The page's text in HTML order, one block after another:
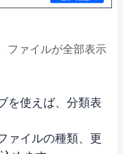
ファイルが全部表示
を使えば、分類表
ァイルの種類、更